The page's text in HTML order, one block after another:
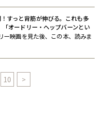
すっと背筋が伸びる。これも多
オードリー・ヘップバーンとい
ー映画を見た後、この本、読みま
う言葉が頭に浮かんだなあー。
10 >